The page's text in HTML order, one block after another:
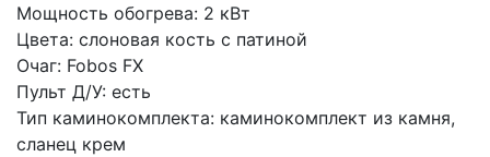
Мощность обогрева: 2 кВт
Цвета: слоновая кость с патиной
Очаг: Fobos FX
Пульт Д/У: есть
Тип каминокомплекта: каминокомплект из камня,
сланец крем